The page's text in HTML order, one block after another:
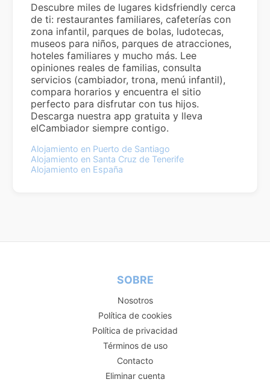
Descubre miles de lugares kidsfriendly cerca
de ti: restaurantes familiares, cafeterías con
zona infantil, parques de bolas, ludotecas,
museos para niños, parques de atracciones,
hoteles familiares y mucho más. Lee
opiniones reales de familias, consulta
servicios (cambiador, trona, menú infantil),
compara horarios y encuentra el sitio
perfecto para disfrutar con tus hijos.
Descarga nuestra app gratuita y lleva
elCambiador siempre contigo.
Alojamiento en Puerto de Santiago
Alojamiento en Santa Cruz de Tenerife
Alojamiento en España
SOBRE
Nosotros
Política de cookies
Política de privacidad
Términos de uso
Contacto
Eliminar cuenta